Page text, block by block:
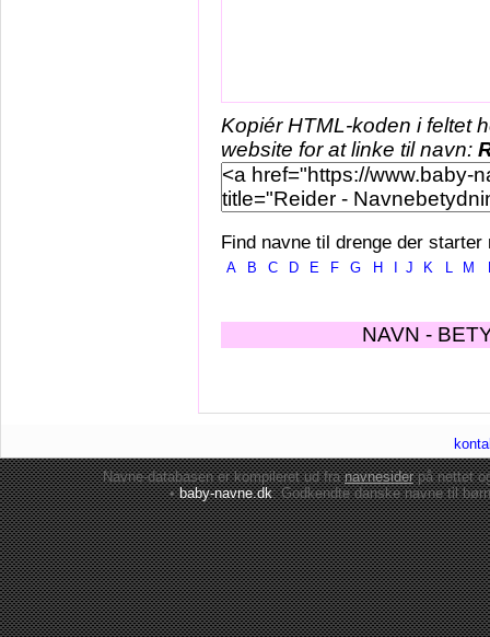
Kopiér HTML-koden i feltet
website for at linke til navn:
Find navne til drenge der starter
A B C D E F G H J K L M
NAVN -
Navne-databasen er kompileret ud franavnesiderpå nettet
•baby-navne.dk: Godkendte danskenavne til børn